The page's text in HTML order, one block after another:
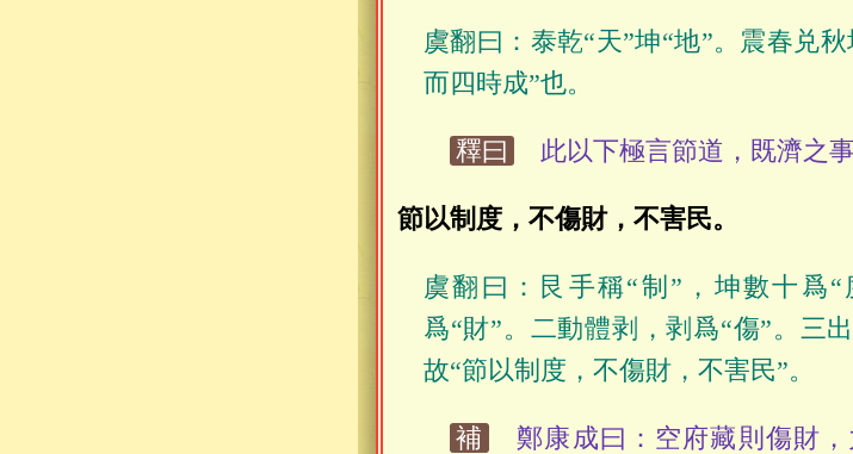
虞翻曰：泰乾“天”坤“地”。震春兑
而四時成”也。
釋曰 此以下極言節道，既濟之事
節以制度，不傷財，不害民。
虞翻曰：艮手稱“制”，坤數十爲“
爲“財”。二動體剥，剥爲“傷”。三
故“節以制度，不傷財，不害民”。
補
鄭康成曰：空府藏則傷財